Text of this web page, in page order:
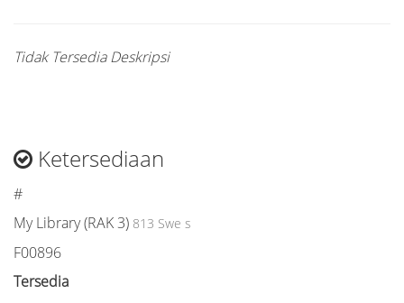
Tidak Tersedia Deskripsi
Ketersediaan
#
My Library (RAK 3) 813 Swe s
F00896
Tersedia